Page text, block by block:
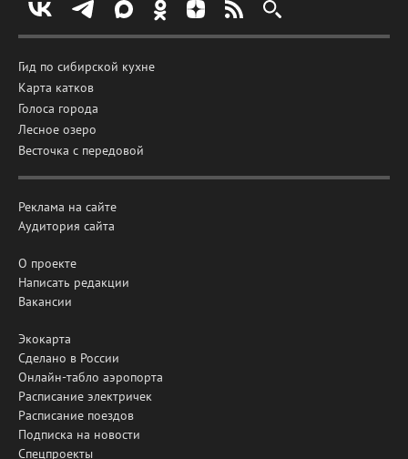
Гид по сибирской кухне
Карта катков
Голоса города
Лесное озеро
Весточка с передовой
Реклама на сайте
Аудитория сайта
О проекте
Написать редакции
Вакансии
Экокарта
Сделано в России
Онлайн-табло аэропорта
Расписание электричек
Расписание поездов
Подписка на новости
Спецпроекты